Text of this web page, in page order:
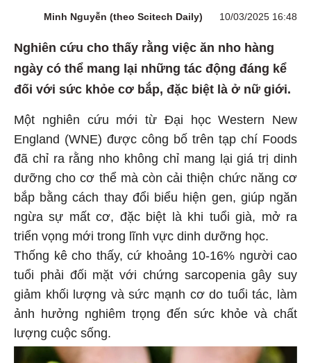
Minh Nguyễn (theo Scitech Daily) 10/03/2025 16:48
Nghiên cứu cho thấy rằng việc ăn nho hàng
ngày có thể mang lại những tác động đáng kể
đối với sức khỏe cơ bắp, đặc biệt là ở nữ giới.
Một nghiên cứu mới từ Đại học Western New
England (WNE) được công bố trên tạp chí Foods
đã chỉ ra rằng nho không chỉ mang lại giá trị dinh
dưỡng cho cơ thể mà còn cải thiện chức năng cơ
bắp bằng cách thay đổi biểu hiện gen, giúp ngăn
ngừa sự mất cơ, đặc biệt là khi tuổi già, mở ra
triển vọng mới trong lĩnh vực dinh dưỡng học.
Thống kê cho thấy, cứ khoảng 10-16% người cao
tuổi phải đối mặt với chứng sarcopenia gây suy
giảm khối lượng và sức mạnh cơ do tuổi tác, làm
ảnh hưởng nghiêm trọng đến sức khỏe và chất
lượng cuộc sống.